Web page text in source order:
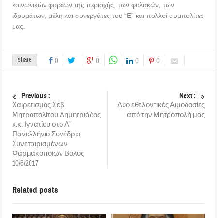
κοινωνικών φορέων της περιοχής, των φυλακών, των
ιδρυμάτων, μέλη και συνεργάτες του “Ε” και πολλοί συμπολίτες
μας.
share 0 0 0 0
Previous :
Χαιρετισμός Σεβ.
Μητροπολίτου Δημητριάδος
κ.κ. Ιγνατίου στο Λ’
Πανελλήνιο Συνέδριο
Συνεταιρισμένων
Φαρμακοποιών Βόλος
10/6/2017
Next :
Δύο εθελοντικές Αιμοδοσίες
από την Μητρόπολή μας
Related posts